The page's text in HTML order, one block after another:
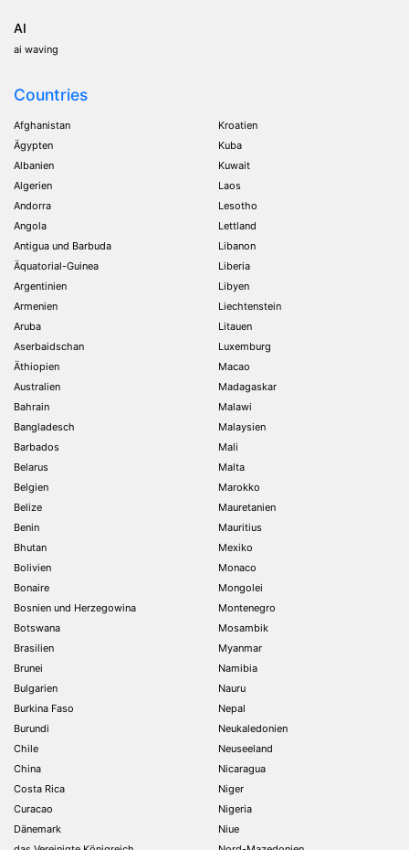
AI
ai waving
Countries
Afghanistan
Ägypten
Albanien
Algerien
Andorra
Angola
Antigua und Barbuda
Äquatorial-Guinea
Argentinien
Armenien
Aruba
Aserbaidschan
Äthiopien
Australien
Bahrain
Bangladesch
Barbados
Belarus
Belgien
Belize
Benin
Bhutan
Bolivien
Bonaire
Bosnien und Herzegowina
Botswana
Brasilien
Brunei
Bulgarien
Burkina Faso
Burundi
Chile
China
Costa Rica
Curacao
Dänemark
Kroatien
Kuba
Kuwait
Laos
Lesotho
Lettland
Libanon
Liberia
Libyen
Liechtenstein
Litauen
Luxemburg
Macao
Madagaskar
Malawi
Malaysien
Mali
Malta
Marokko
Mauretanien
Mauritius
Mexiko
Monaco
Mongolei
Montenegro
Mosambik
Myanmar
Namibia
Nauru
Nepal
Neukaledonien
Neuseeland
Nicaragua
Niger
Nigeria
Niue